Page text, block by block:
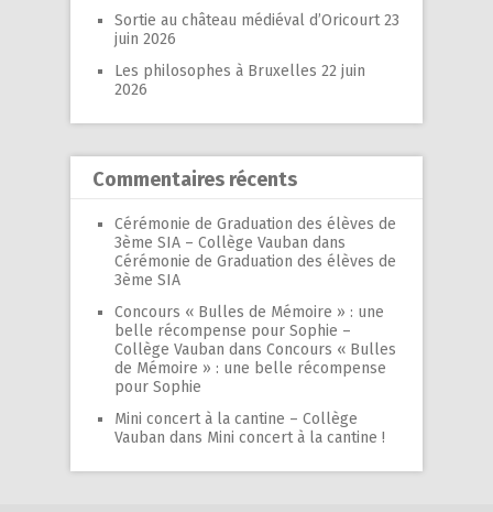
Sortie au château médiéval d’Oricourt 23
juin 2026
Les philosophes à Bruxelles 22 juin
2026
Commentaires récents
Cérémonie de Graduation des élèves de
3ème SIA – Collège Vauban dans
Cérémonie de Graduation des élèves de
3ème SIA
Concours « Bulles de Mémoire » : une
belle récompense pour Sophie –
Collège Vauban dans Concours « Bulles
de Mémoire » : une belle récompense
pour Sophie
Mini concert à la cantine – Collège
Vauban dans Mini concert à la cantine !